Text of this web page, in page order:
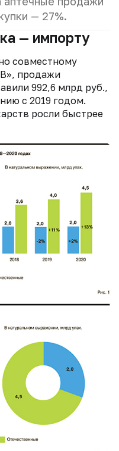
— 27%.
— импорту
совместному
продажи
992,6 млрд руб.,
с 2019 годом.
росли быстрее